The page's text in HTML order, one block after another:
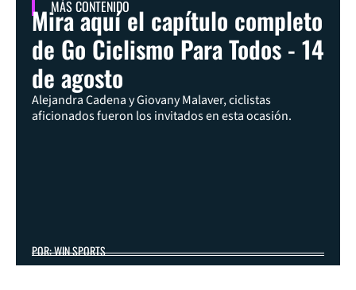
MÁS CONTENIDO
Mira aquí el capítulo completo
de Go Ciclismo Para Todos - 14
de agosto
Alejandra Cadena y Giovany Malaver, ciclistas
aficionados fueron los invitados en esta ocasión.
POR: WIN SPORTS